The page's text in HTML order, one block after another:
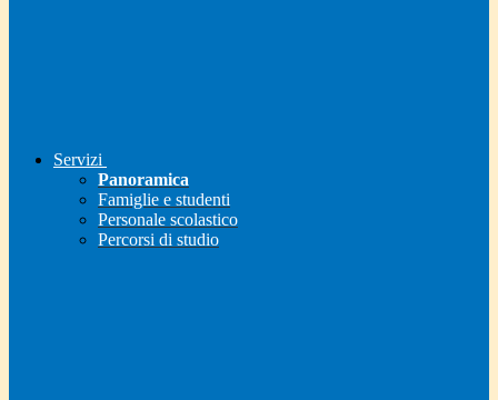
Servizi
Panoramica
Famiglie e studenti
Personale scolastico
Percorsi di studio